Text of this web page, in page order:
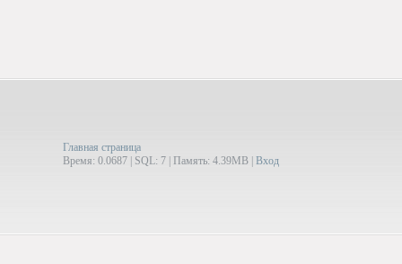
Главная страница
Время: 0.0687 | SQL: 7 | Память: 4.39MB Вход